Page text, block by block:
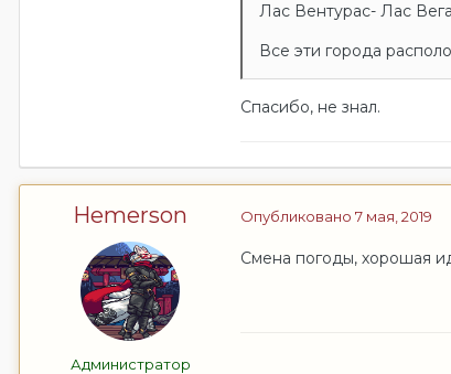
Лас Вентурас- Лас
Все эти города
Спасибо, не знал.
Hemerson
Администратор
Опубликовано 7 мая, 2019
Смена погоды, хорошая